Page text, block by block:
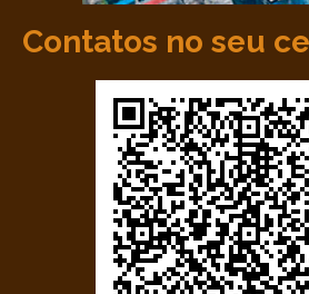
Contatos no seu